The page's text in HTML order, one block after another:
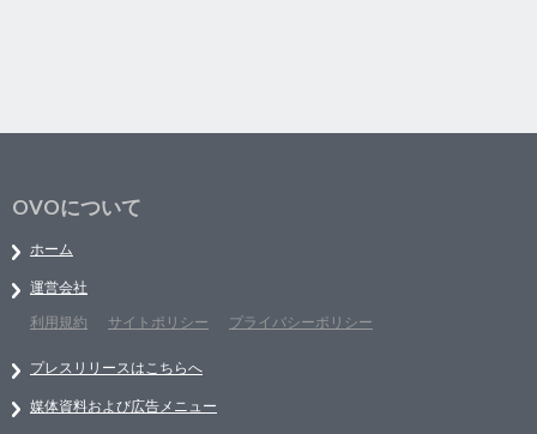
OVOについて
ホーム
運営会社
利用規約
サイトポリシー プライバシーポリシー
プレスリリースはこちらへ
媒体資料および広告メニュー